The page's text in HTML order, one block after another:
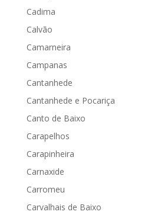
Cadima
Calvão
Camarneira
Campanas
Cantanhede
Cantanhede e Pocariça
Canto de Baixo
Carapelhos
Carapinheira
Carnaxide
Carromeu
Carvalhais de Baixo